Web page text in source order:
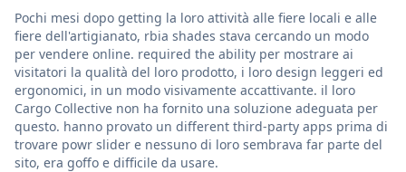
Pochi mesi dopo getting la loro attività alle fiere locali e alle
fiere dell'artigianato, rbia shades stava cercando un modo
per vendere online. required the ability per mostrare ai
visitatori la qualità del loro prodotto, i loro design leggeri ed
ergonomici, in un modo visivamente accattivante. il loro
Cargo Collective non ha fornito una soluzione adeguata per
questo. hanno provato un different third-party apps prima di
trovare powr slider e nessuno di loro sembrava far parte del
sito, era goffo e difficile da usare.